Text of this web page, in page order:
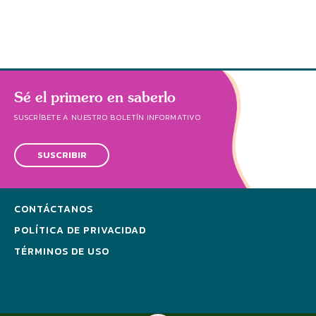
Sé el primero en saberlo
SUSCRÍBETE A NUESTRO BOLETÍN INFORMATIVO
SUSCRIBIR
CONTÁCTANOS
POLÍTICA DE PRIVACIDAD
TÉRMINOS DE USO